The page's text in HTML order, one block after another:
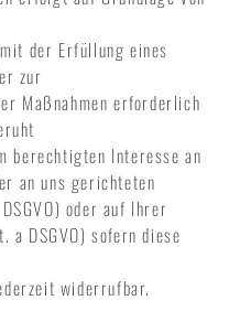
der Erfüllung eines
zur
Maßnahmen erforderlich
berechtigten Interesse an
an uns gerichteten
oder auf Ihrer
DSGVO) sofern diese
widerrufbar.